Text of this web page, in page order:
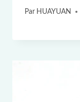
Par HUAYUAN